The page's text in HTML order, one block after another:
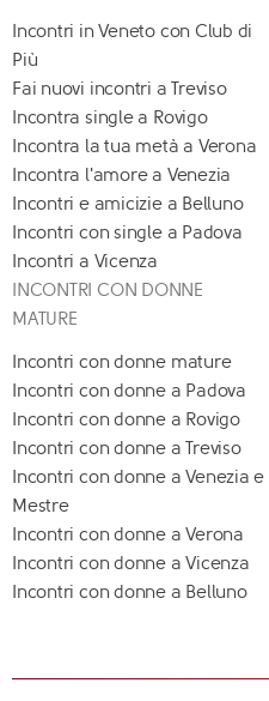
Incontri in Veneto con Club di
Più
Fai nuovi incontri a Treviso
Incontra single a Rovigo
Incontra la tua metà a Verona
Incontra l'amore a Venezia
Incontri e amicizie a Belluno
Incontri con single a Padova
Incontri a Vicenza
INCONTRI CON DONNE
MATURE
Incontri con donne mature
Incontri con donne a Padova
Incontri con donne a Rovigo
Incontri con donne a Treviso
Incontri con donne a Venezia e
Mestre
Incontri con donne a Verona
Incontri con donne a Vicenza
Incontri con donne a Belluno